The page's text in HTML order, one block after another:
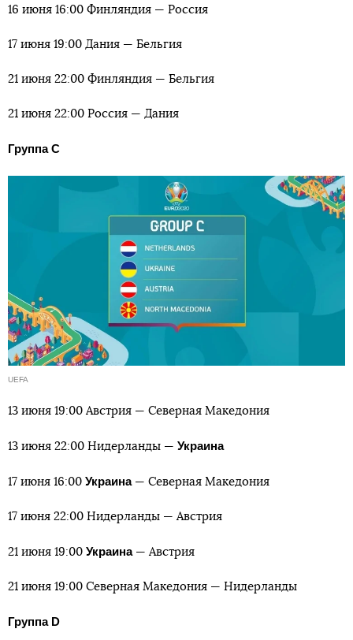
16 июня 16:00 Финляндия — Россия
17 июня 19:00 Дания — Бельгия
21 июня 22:00 Финляндия — Бельгия
21 июня 22:00 Россия — Дания
Группа C
UEFA
13 июня 19:00 Австрия — Северная Македония
13 июня 22:00 Нидерланды — Украина
17 июня 16:00 Украина— Северная Македония
17 июня 22:00 Нидерланды — Австрия
21 июня 19:00 Украина— Австрия
21 июня 19:00 Северная Македония — Нидерланды
Группа D